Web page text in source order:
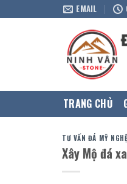
EMAIL
TRANG CHỦ
TƯ VẤN ĐÁ MỸ NGHỆ
Xây Mộ đá